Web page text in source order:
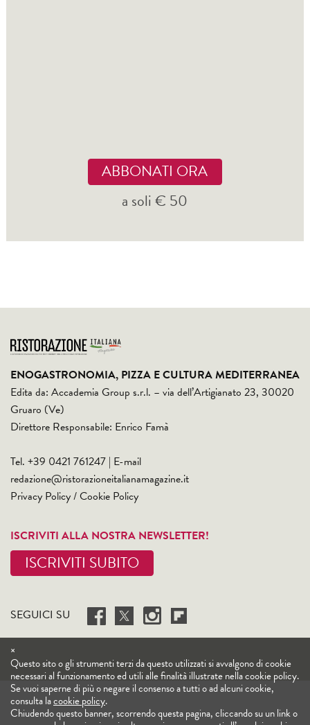
ABBONATI ORA
a soli € 50
ENOGASTRONOMIA, PIZZA E CULTURA MEDITERRANEA
Edita da: Accademia Group s.r.l. – via dell’Artigianato 23, 30020
Gruaro (Ve)
Direttore Responsabile: Enrico Famà
Tel. +39 0421 761247 | E-mail
redazione@ristorazioneitalianamagazine.it
Privacy Policy/Cookie Policy
ISCRIVITI ALLA NOSTRA NEWSLETTER!
ISCRIVITI SUBITO
SEGUICI SU
×
Questo sito o gli strumenti terzi da questo utilizzati si avvalgono di cookie
necessari al funzionamento ed utili alle finalità illustrate nella cookie policy.
Se vuoi saperne di più o negare il consenso a tutti o ad alcuni cookie,
consulta lacookie policy.
Chiudendo questo banner, scorrendo questa pagina, cliccando su un link o